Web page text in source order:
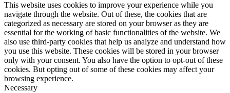
This website uses cookies to improve your experience while you
navigate through the website. Out of these, the cookies that are
categorized as necessary are stored on your browser as they are
essential for the working of basic functionalities of the website. We
also use third-party cookies that help us analyze and understand how
you use this website. These cookies will be stored in your browser
only with your consent. You also have the option to opt-out of these
cookies. But opting out of some of these cookies may affect your
browsing experience.
Necessary